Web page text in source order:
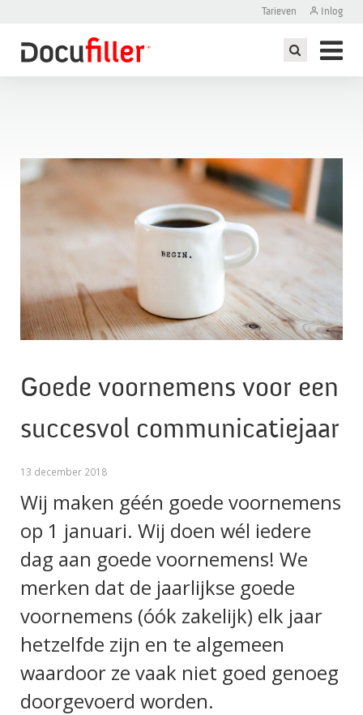
maken
Tarieven Inlog
Goede voornemens voor een
succesvol communicatiejaar
13 december 2018
Wij maken géén goede voornemens
op 1 januari. Wij doen wél iedere
dag aan goede voornemens! We
merken dat de jaarlijkse goede
voornemens (óók zakelijk) elk jaar
hetzelfde zijn en te algemeen
waardoor ze vaak niet goed genoeg
doorgevoerd worden.